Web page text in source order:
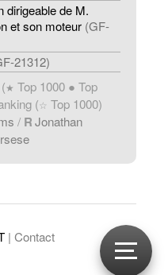
dirigeable de M.
et son moteur (GF-
21312)
★ Top 1000 ● Top
(☆ Top 1000)
/ RJonathan
| Contact